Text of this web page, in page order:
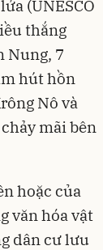
(UNESCO
thắng
Nung, 7
hút hồn
Nô và
mãi bên
hoặc của
văn hóa vật
dân cư lưu